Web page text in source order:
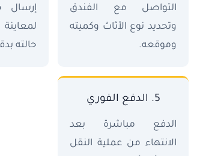
التواصل مع الفندق
وتحديد نوع الأثاث وكميته
وموقعه.
حالته
5. الدفع الفوري
الدفع مباشرة بعد
الانتهاء من عملية النقل